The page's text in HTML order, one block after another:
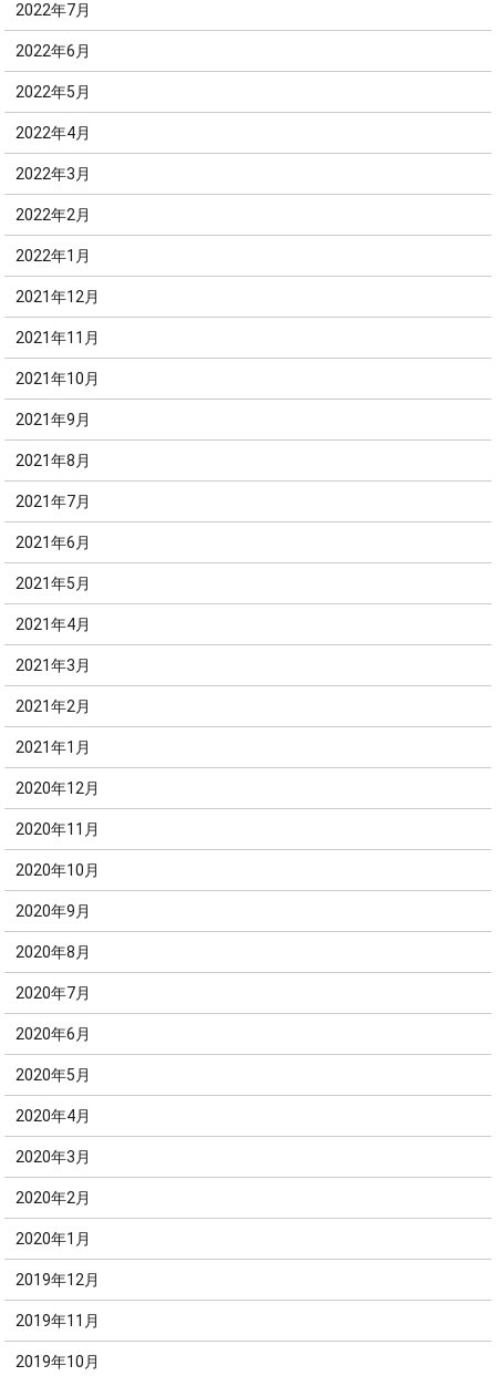
2022年7月
2022年6月
2022年5月
2022年4月
2022年3月
2022年2月
2022年1月
2021年12月
2021年11月
2021年10月
2021年9月
2021年8月
2021年7月
2021年6月
2021年5月
2021年4月
2021年3月
2021年2月
2021年1月
2020年12月
2020年11月
2020年10月
2020年9月
2020年8月
2020年7月
2020年6月
2020年5月
2020年4月
2020年3月
2020年2月
2020年1月
2019年12月
2019年11月
2019年10月